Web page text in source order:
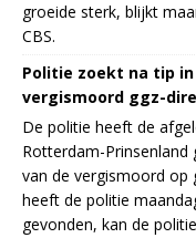
groeide sterk, blijkt
CBS.
Politie zoekt na tip
vergismoord ggz-
De politie heeft de
Rotterdam-Prinsenland
van de vergismoord op
heeft de politie
gevonden, kan de